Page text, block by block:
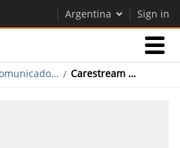
Argentina Sign in
Comunicados de prensa Carestream completa su refinanciación, reduce la deuda pendiente en un 60 % y extiende la fecha de vencimiento hasta 2031